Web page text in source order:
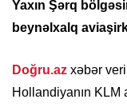
Yaxın Şərq
beynəlxalq
Doğru.az xəbər
Hollandiyanın